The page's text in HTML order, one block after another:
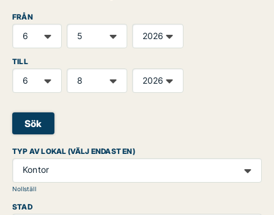
FRÅN
TILL
Sök
TYP AV LOKAL (VÄLJ ENDAST EN)
Kontor
Nollställ
STAD